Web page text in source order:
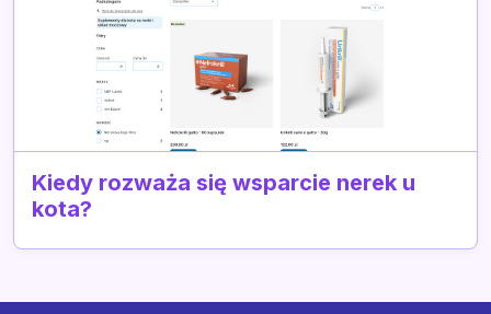
Kiedy rozważa się wsparcie nerek u
kota?